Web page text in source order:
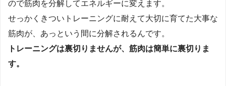
ので筋肉を分解してエネルギーに変えます。
せっかくきついトレーニングに耐えて大切に育てた大事な
筋肉が、あっという間に分解されるんです。
トレーニングは裏切りませんが、筋肉は簡単に裏切りま
す。